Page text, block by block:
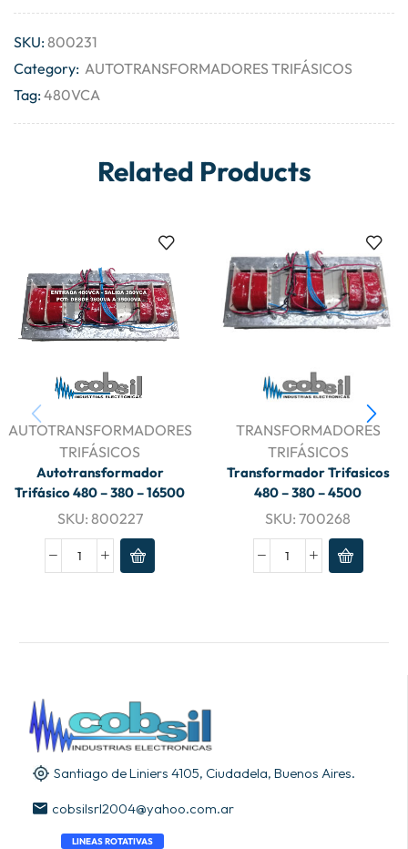
SKU:800231
Category: AUTOTRANSFORMADORES TRIFÁSICOS
Tag:480VCA
Related Products
AUTOTRANSFORMADORES
TRIFÁSICOS
Autotransformador
Trifásico 480 – 380 – 16500
SKU: 800227
TRANSFORMADORES
TRIFÁSICOS
Transformador Trifasicos
480 – 380 – 4500
SKU:700268
Santiago de Liniers 4105, Ciudadela, Buenos Aires.
cobsilsrl2004@yahoo.com.ar
LINEAS ROTATIVAS